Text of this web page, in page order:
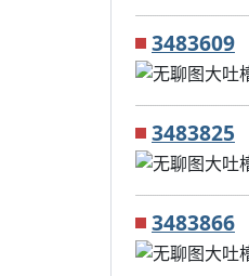
3483609
3483825
3483866